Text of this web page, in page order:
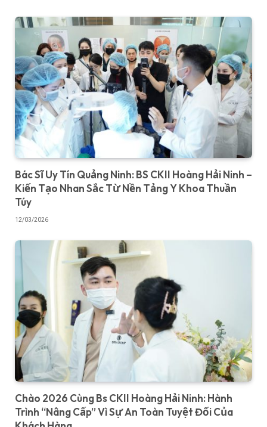
Bác Sĩ Uy Tín Quảng Ninh: BS CKII Hoàng Hải Ninh –
Kiến Tạo Nhan Sắc Từ Nền Tảng Y Khoa Thuần
Túy
12/03/2026
Chào 2026 Cùng Bs CKII Hoàng Hải Ninh: Hành
Trình “Nâng Cấp” Vì Sự An Toàn Tuyệt Đối Của